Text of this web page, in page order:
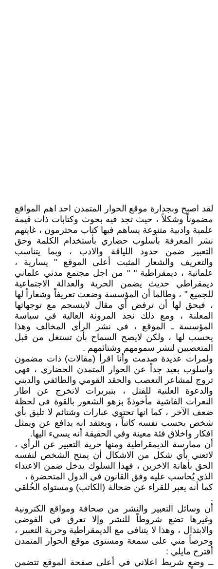
لقد اصبح وبجدارة موقع الحوار المتمدن احد اهم المواقع
مضموناً وشكلاً ، حيث تجد فيه بحوث وكتابات ذات قيمة
علمية وادبية متنوعة يساهم فيها كتاب محترمون ، غايتهم
نشر المعرفة بأسلوب حضاري بأستخدام الكلمة وحق
التعبير ضمن حدود اللياقة والادب ، وبما يتناسب
والتعريف والشعار المثبت أعلى الموقع " يسارية ،
علمانية ، ديمقراطية " " من اجل مجتمع مدني علماني
ديمقراطي حديث يضمن الحرية والعدالة الاجتماعية
للجميع " ، وطالما أن المؤسسة وضعت تعريفاً وشعاراً لها
، فيحق لها أن ترفض أي مقال لاينسجم مع توجهاتها
المعلنة ، ومع ذلك نجد المرونة العالية في سياسة
المؤسسة ـ الموقع ، في نشر الرأي المخالف وهذا
يحسب لها ، ولكن لايصح السماح بأن تستغل من قبل
المتعصبين لنشر سمومهم وشتائمهم .
ولمرات عديدة صدمت وأنا اقرأ (مقالات) ذات مضمون
واسلوب بعيد جداً عن الحوار المتمدن الحضاري ، فهي
تروج لمشاعر التعصب والحقد القومي والطائفي والديني
والدعوة العلنية للقتل ، بتبريرات لاتخرج عن اطار
النعرات الفاشية مأخوذةً بزهو الشعور بالقوة في لحظة
ضعف الآخر ، كما انها تحتوي عبارات وشتائم لا تليق بأي
شخص يحسب نفسه كاتباً ، ويعتقد انه يدافع عن ويمثل
افكار واخلاق فئة معينة وفي الحقيقة أنه يسيء اليها.
أن ممارسة الديمقراطية ومنها حرية التعبير عن الرأي ،
لاتعني بأي شكل من الاشكال أن يمنح الشخص لنفسه
الحق بأهانة الاخرين ، فهذا السلوك يدخل ضمن الاعتداء
الذي يُحاسب عليه وفق القانون في الدول المتحضرة ،
كما أنه يعبر للقراء عن ضحالة (الكاتب) ومستواه الخُلقي
.
أن وسائل التعبير والنشر من صحافة ومواقع الكترونية
وغيرها تضع شروطاً للنشر وإلا تغرق في الفوضى
والابتذال ، وهذا لا يتنافى مع الديمقراطية وحرية التعبير ،
وحرصاً مني على سمعة ومستوى موقع الحوار المتمدن
أقترح مايلي :
ــ وضع شريط اعلاني في أعلى صفحة الموقع تتضمن